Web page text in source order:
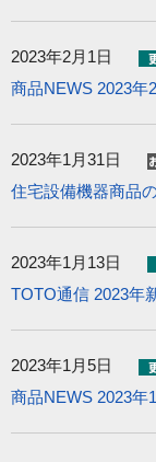
2023年2月1日
商品NEWS 2023年
2023年1月31日
住宅設備機器商品
2023年1月13日
TOTO通信 2023年
2023年1月5日
商品NEWS 2023年